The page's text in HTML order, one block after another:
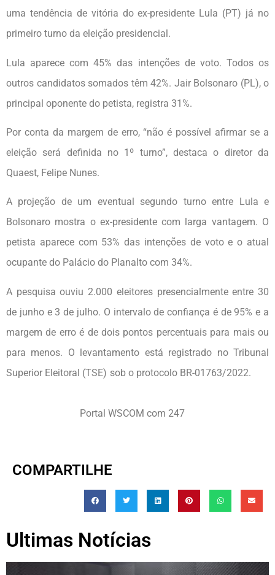
uma tendência de vitória do ex-presidente Lula (PT) já no
primeiro turno da eleição presidencial.
Lula aparece com 45% das intenções de voto. Todos os
outros candidatos somados têm 42%. Jair Bolsonaro (PL), o
principal oponente do petista, registra 31%.
Por conta da margem de erro, “não é possível afirmar se a
eleição será definida no 1º turno”, destaca o diretor da
Quaest, Felipe Nunes.
A projeção de um eventual segundo turno entre Lula e
Bolsonaro mostra o ex-presidente com larga vantagem. O
petista aparece com 53% das intenções de voto e o atual
ocupante do Palácio do Planalto com 34%.
A pesquisa ouviu 2.000 eleitores presencialmente entre 30
de junho e 3 de julho. O intervalo de confiança é de 95% e a
margem de erro é de dois pontos percentuais para mais ou
para menos. O levantamento está registrado no Tribunal
Superior Eleitoral (TSE) sob o protocolo BR-01763/2022.
Portal WSCOM com 247
COMPARTILHE
Ultimas Notícias